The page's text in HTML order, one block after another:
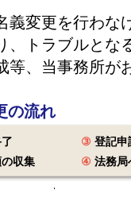
義変更を行わな
、トラブルとな
等、当事務所が
の流れ
収集
③ 登記申
④ 法務局